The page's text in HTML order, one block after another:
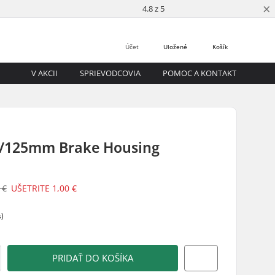
4.8 z 5 ×
Košík
Uložené
Účet
V AKCII SPRIEVODCOVIA POMOC A KONTAKT
125mm Brake Housing
€ UŠETRITE 1,00 €
PRIDAŤ DO KOŠÍKA